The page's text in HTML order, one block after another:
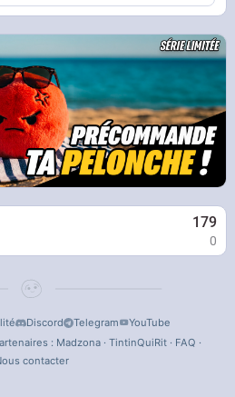
179
0
Discord Telegram
YouTube
: Madzona· TintinQuiRit· FAQ ·
contacter